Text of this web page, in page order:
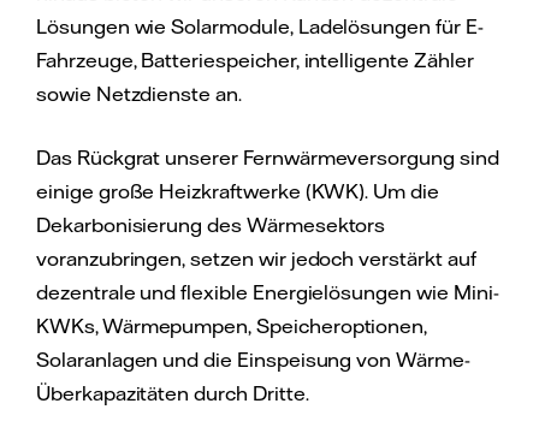
Lösungen wie Solarmodule, Ladelösungen für E-
Fahrzeuge, Batteriespeicher, intelligente Zähler
sowie Netzdienste an.
Das Rückgrat unserer Fernwärmeversorgung sind
einige große Heizkraftwerke (KWK). Um die
Dekarbonisierung des Wärmesektors
voranzubringen, setzen wir jedoch verstärkt auf
dezentrale und flexible Energielösungen wie Mini-
KWKs, Wärmepumpen, Speicheroptionen,
Solaranlagen und die Einspeisung von Wärme-
Überkapazitäten durch Dritte.